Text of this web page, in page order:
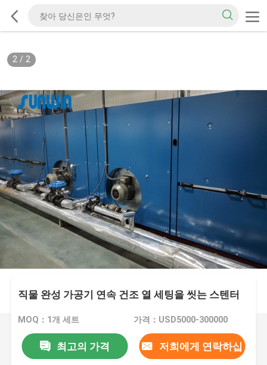
2/ 2
직물 완성 가공기 연속 건조 열 세팅을 씻는 스텐터
MOQ：1개 세트 가격：USD5000-300000
최고의 가격 저희에게 연락하십